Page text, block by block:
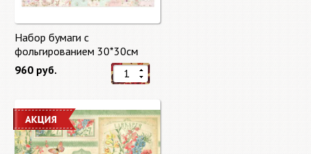
Набор бумаги с
фольгированием 30*30см
Сладкая весна "Sweet Spring"
8 листов Prima Marketing
960 руб.